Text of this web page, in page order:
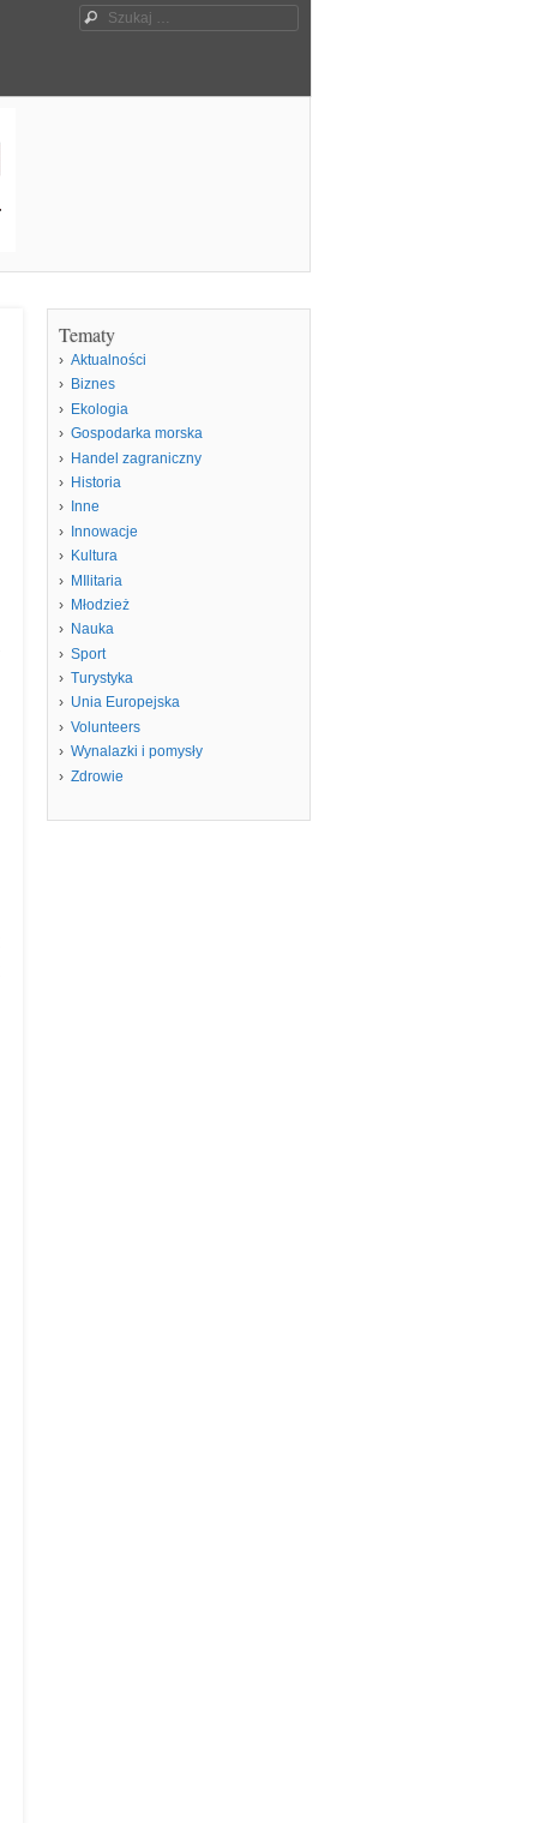
Szukaj
Tematy
Aktualności
Biznes
Ekologia
Gospodarka morska
Handel zagraniczny
Historia
Inne
Innowacje
Kultura
MIlitaria
Młodzież
Nauka
Sport
Turystyka
Unia Europejska
Volunteers
Wynalazki i pomysły
Zdrowie